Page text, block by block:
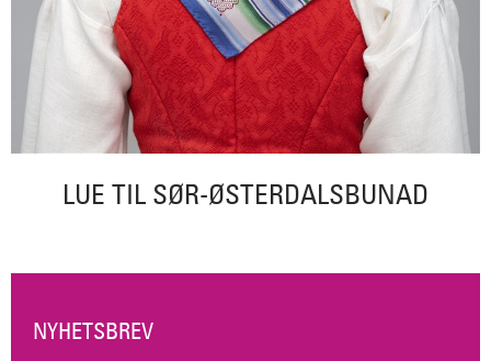
LUE TIL SØR-ØSTERDALSBUNAD
NYHETSBREV